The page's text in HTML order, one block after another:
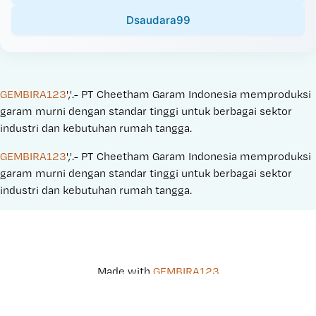
Dsaudara99
GEMBIRA123','.- PT Cheetham Garam Indonesia memproduksi
garam murni dengan standar tinggi untuk berbagai sektor
industri dan kebutuhan rumah tangga.
GEMBIRA123','.- PT Cheetham Garam Indonesia memproduksi
garam murni dengan standar tinggi untuk berbagai sektor
industri dan kebutuhan rumah tangga.
Made with GEMBIRA123